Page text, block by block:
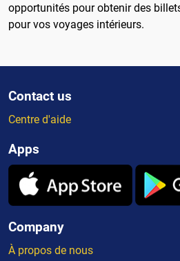
opportunités pour obtenir des
pour vos voyages intérieurs.
Contact us
Centre d'aide
Apps
Company
À propos de nous